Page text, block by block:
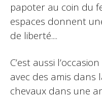
papoter au coin du
espaces donnent
de liberté....
C’est aussi
avec des amis dans
chevaux dans une